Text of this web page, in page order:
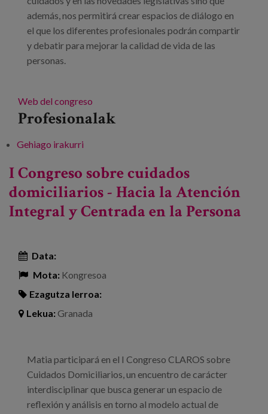
además, nos permitirá crear espacios de diálogo en
el que los diferentes profesionales podrán compartir
y debatir para mejorar la calidad de vida de las
personas.
Web del congreso
Profesionalak
Gehiago irakurri
I Congreso sobre cuidados
domiciliarios - Hacia la Atención
Integral y Centrada en la Persona
Data:
Mota: Kongresoa
Ezagutza lerroa:
Lekua:Granada
Matia participará en el I Congreso CLAROS sobre
Cuidados Domiciliarios, un encuentro de carácter
interdisciplinar que busca generar un espacio de
reflexión y análisis en torno al modelo actual de